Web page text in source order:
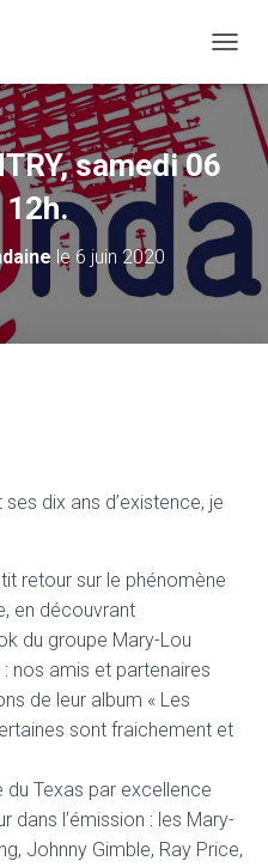
É
L
A
samedi 06
le 6 juin 2020
dix ans d’existence, je
retour sur le phénomène
en découvrant
du groupe Mary-Lou
nos amis et partenaires
de leur album « Les
sont fraichement et
du Texas par excellence
dans l’émission : les Mary-
Johnny Gimble, Ray Price,